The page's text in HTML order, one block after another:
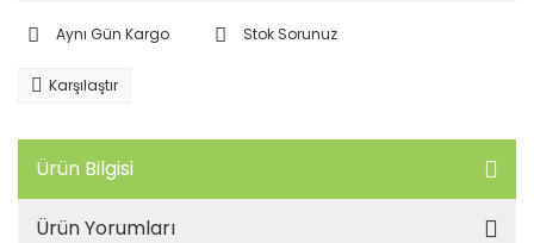
Aynı Gün Kargo Stok Sorunuz
Karşılaştır
Ürün Bilgisi
Ürün Yorumları